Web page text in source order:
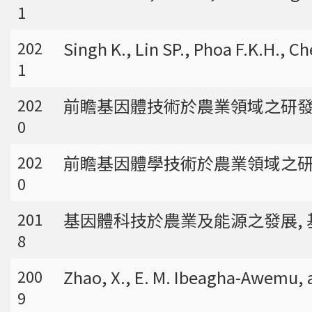
強調瞭解台灣特有物種基因資訊的重要性。
1
202
1
Singh K., Lin SP., Phoa F.K.H.,
202
0
前瞻基因體技術於農業領域之研
202
0
前瞻基因體學技術於農業領域之
201
8
基因體科技於農業及能源之發展,
200
9
Zhao, X., E. M. Ibeagha-